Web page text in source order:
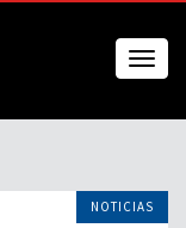
NOTICIAS